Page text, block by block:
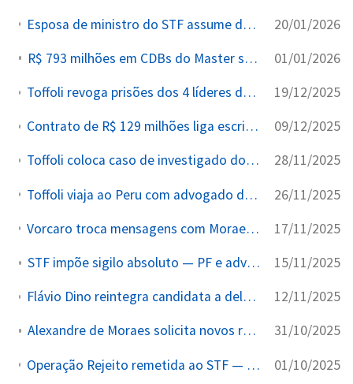
Esposa de ministro do STF assume defesa de investigado da Rejeito no mesmo tribunal 20/01/2026
R$ 793 milhões em CDBs do Master sem titular identificado 01/01/2026
Toffoli revoga prisões dos 4 líderes da Rejeito contrariando parecer expresso da PGR 19/12/2025
Contrato de R$ 129 milhões liga escritório da esposa de Moraes ao Banco Master 09/12/2025
Toffoli coloca caso de investigado do Master sob sigilo máximo após ser sorteado como relator 28/11/2025
Toffoli viaja ao Peru com advogado de investigado do Caso Master em avião de empresário 26/11/2025
Vorcaro troca mensagens com Moraes no dia de sua primeira prisão, aponta perícia da PF 17/11/2025
STF impõe sigilo absoluto — PF e advogados dos presos sem acesso aos autos 15/11/2025
Flávio Dino reintegra candidata a delegada casada com traficante condenado, contrariando TJSC e delegado-geral 12/11/2025
Alexandre de Moraes solicita novos relatórios financeiros ao COAF 31/10/2025
Operação Rejeito remetida ao STF — citação a senadores aciona foro privilegiado 01/10/2025